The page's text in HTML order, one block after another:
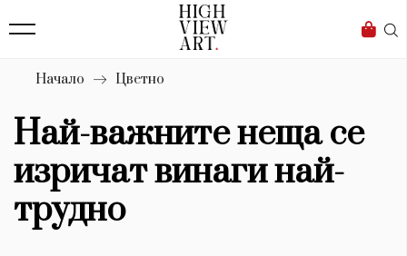
Бизнес
Мода
Dialogue
Изкуство
4340
Красота
Начало Цветно
Най-важните неща се
изричат винаги най-
трудно